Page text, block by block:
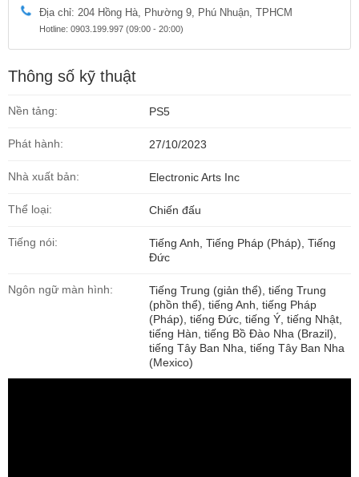
Địa chỉ: 204 Hồng Hà, Phường 9, Phú Nhuận, TPHCM
Hotline: 0903.199.997 (09:00 - 20:00)
Thông số kỹ thuật
Nền tảng: PS5
Phát hành: 27/10/2023
Nhà xuất bản: Electronic Arts Inc
Thể loại: Chiến đấu
Tiếng nói:
Tiếng Anh, Tiếng Pháp (Pháp), Tiếng
Đức
Ngôn ngữ màn hình:
Tiếng Trung (giản thể), tiếng Trung
(phồn thể), tiếng Anh, tiếng Pháp
(Pháp), tiếng Đức, tiếng Ý, tiếng Nhật,
tiếng Hàn, tiếng Bồ Đào Nha (Brazil),
tiếng Tây Ban Nha, tiếng Tây Ban Nha
(Mexico)